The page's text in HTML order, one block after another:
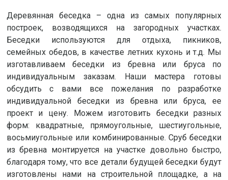
Деревянная беседка – одна из самых популярных
построек, возводящихся на загородных участках.
Беседки используются для отдыха, пикников,
семейных обедов, в качестве летних кухонь и т.д. Мы
изготавливаем беседки из бревна или бруса по
индивидуальным заказам. Наши мастера готовы
обсудить с вами все пожелания по разработке
индивидуальной беседки из бревна или бруса, ее
проект и цену. Можем изготовить беседки разных
форм: квадратные, прямоугольные, шестиугольные,
восьмиугольные или комбинированные. Сруб беседки
из бревна монтируется на участке довольно быстро,
благодаря тому, что все детали будущей беседки будут
изготовлены нами на строительной площадке, а на